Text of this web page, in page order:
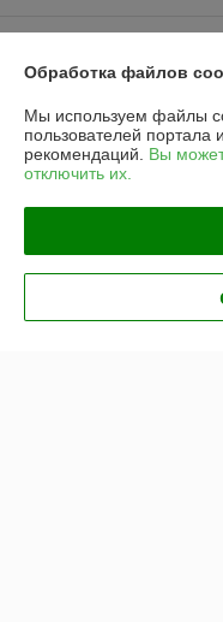
График работы
Полная версия сайта
Политика обработки
Сайт создан на
Обработка файлов
Мы используем файлы
пользователей портала
рекомендаций. Вы
отключить их.